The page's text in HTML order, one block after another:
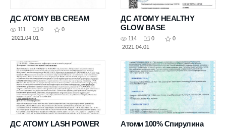
ДС ATOMY BB CREAM
111 0
0
2021.04.01
ДС ATOMY HEALTHY
GLOW BASE
114 0
0
2021.04.01
ДС ATOMY LASH POWER Атоми 100% Спирулина